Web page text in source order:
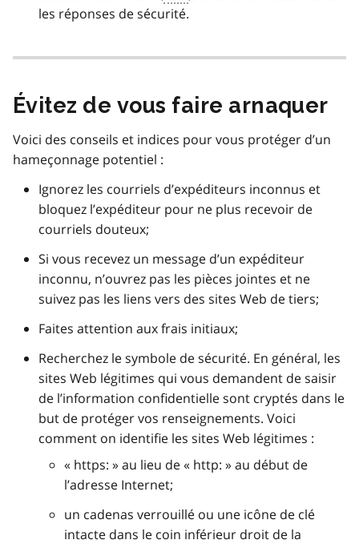
les réponses de sécurité.
Évitez de vous faire arnaquer
Voici des conseils et indices pour vous protéger d’un
hameçonnage potentiel :
Ignorez les courriels d’expéditeurs inconnus et
bloquez l’expéditeur pour ne plus recevoir de
courriels douteux;
Si vous recevez un message d’un expéditeur
inconnu, n’ouvrez pas les pièces jointes et ne
suivez pas les liens vers des sites Web de tiers;
Faites attention aux frais initiaux;
Recherchez le symbole de sécurité. En général, les
sites Web légitimes qui vous demandent de saisir
de l’information confidentielle sont cryptés dans le
but de protéger vos renseignements. Voici
comment on identifie les sites Web légitimes :
« https: » au lieu de « http: » au début de
l’adresse Internet;
un cadenas verrouillé ou une icône de clé
intacte dans le coin inférieur droit de la